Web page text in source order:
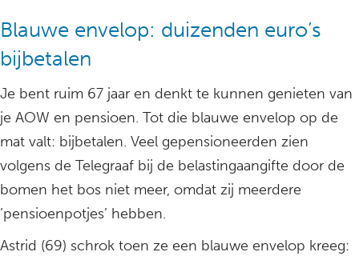
Blauwe envelop: duizenden euro’s
bijbetalen
Je bent ruim 67 jaar en denkt te kunnen genieten van
je AOW en pensioen. Tot die blauwe envelop op de
mat valt: bijbetalen. Veel gepensioneerden zien
volgens de Telegraaf bij de belastingaangifte door de
bomen het bos niet meer, omdat zij meerdere
’pensioenpotjes’ hebben.
Astrid (69) schrok toen ze een blauwe envelop kreeg: